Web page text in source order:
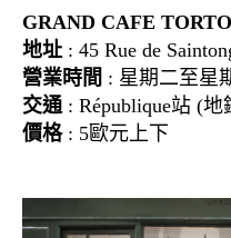
GRAND CAFE
地址 : 45 Rue de
營業時間 : 星期二至星
交通: République站 (地
價格 : 5歐元上下